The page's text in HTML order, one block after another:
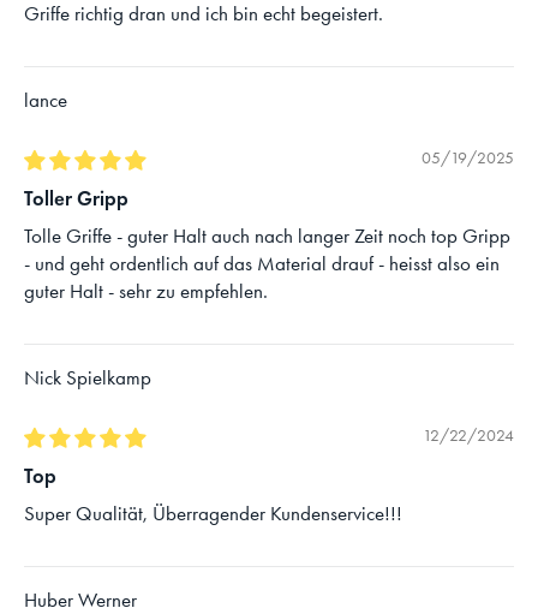
Griffe richtig dran und ich bin echt begeistert.
lance
05/19/2025
Toller Gripp
Tolle Griffe - guter Halt auch nach langer Zeit noch top Gripp
- und geht ordentlich auf das Material drauf - heisst also ein
guter Halt - sehr zu empfehlen.
Nick Spielkamp
12/22/2024
Top
Super Qualität, Überragender Kundenservice!!!
Huber Werner